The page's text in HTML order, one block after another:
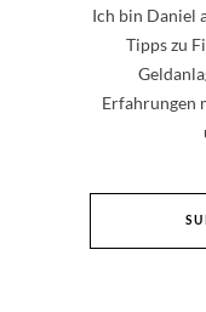
Ich bin Daniel
Tipps zu
Erfahrungen